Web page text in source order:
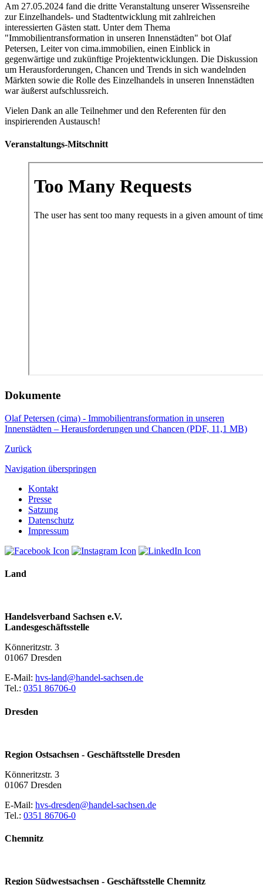
Am 27.05.2024 fand die dritte Veranstaltung unserer Wissensreihe
zur Einzelhandels- und Stadtentwicklung mit zahlreichen
interessierten Gästen statt. Unter dem Thema
"Immobilientransformation in unseren Innenstädten" bot Olaf
Petersen, Leiter von cima.immobilien, einen Einblick in
gegenwärtige und zukünftige Projektentwicklungen. Die Diskussion
um Herausforderungen, Chancen und Trends in sich wandelnden
Märkten sowie die Rolle des Einzelhandels in unseren Innenstädten
war äußerst aufschlussreich.
Vielen Dank an alle Teilnehmer und den Referenten für den
inspirierenden Austausch!
Veranstaltungs-Mitschnitt
Dokumente
Olaf Petersen (cima) - Immobilientransformation in unseren
Innenstädten – Herausforderungen und Chancen (PDF, 11,1 MB)
Zurück
Navigation überspringen
Kontakt
Presse
Satzung
Datenschutz
Impressum
Land
Handelsverband Sachsen e.V.
Landesgeschäftsstelle
Könneritzstr. 3
01067 Dresden
E-Mail: hvs-land@handel-sachsen.de
Tel.: 0351 86706-0
Dresden
Region Ostsachsen - Geschäftsstelle Dresden
Könneritzstr. 3
01067 Dresden
E-Mail: hvs-dresden@handel-sachsen.de
Tel.: 0351 86706-0
Chemnitz
Region Südwestsachsen - Geschäftsstelle Chemnitz